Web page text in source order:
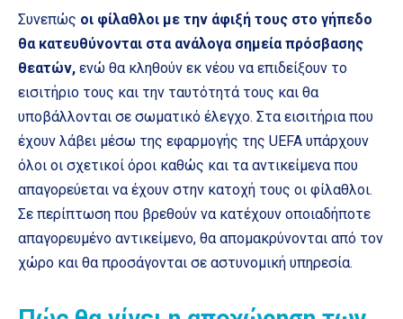
Συνεπώς οι φίλαθλοι με την άφιξή τους στο γήπεδο
θα κατευθύνονται στα ανάλογα σημεία πρόσβασης
θεατών, ενώ θα κληθούν εκ νέου να επιδείξουν το
εισιτήριο τους και την ταυτότητά τους και θα
υποβάλλονται σε σωματικό έλεγχο. Στα εισιτήρια που
έχουν λάβει μέσω της εφαρμογής της UEFA υπάρχουν
όλοι οι σχετικοί όροι καθώς και τα αντικείμενα που
απαγορεύεται να έχουν στην κατοχή τους οι φίλαθλοι.
Σε περίπτωση που βρεθούν να κατέχουν οποιαδήποτε
απαγορευμένο αντικείμενο, θα απομακρύνονται από τον
χώρο και θα προσάγονται σε αστυνομική υπηρεσία.